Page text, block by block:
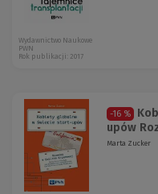
Wydawnictwo Naukowe
PWN
Rok publikacji: 2017
-16 %
upów
Marta Zucker